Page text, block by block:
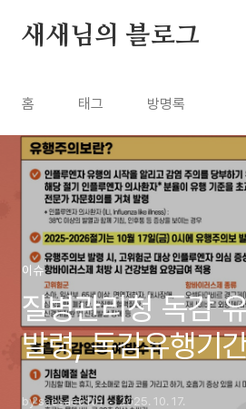
새새님의 블로그
홈 태그 방명록
이슈
질병관리청 독감
발령, 독감유행기
방접종시기
by saesae0101 2025. 10. 17.